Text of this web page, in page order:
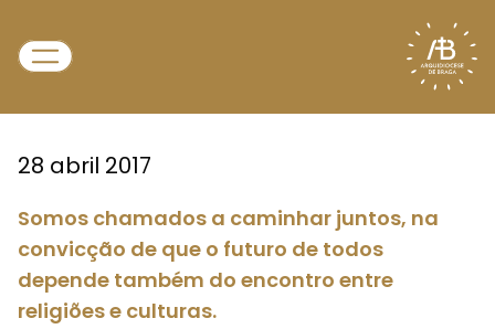
28 abril 2017
Somos chamados a caminhar juntos, na
convicção de que o futuro de todos
depende também do encontro entre
religiões e culturas.